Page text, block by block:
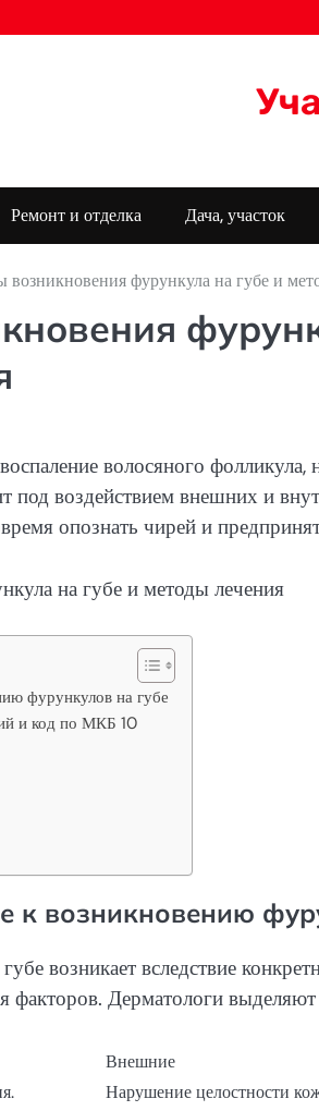
Ремонт и отделка Дача, участок
фурункула на губе и
волосяного фолликула,
под воздействием внешних и
опознать чирей и
фурункулов на губе
и код по МКБ 10
возникновению
возникает вследствие
факторов. Дерматологи
Внешние
Нарушение целостности